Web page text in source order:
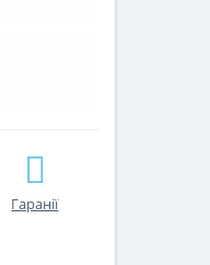
Гаранії